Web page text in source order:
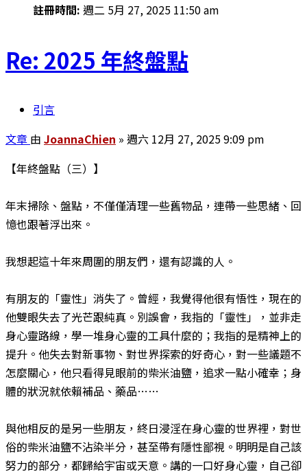
註冊時間: 週二 5月 27, 2025 11:50 am
Re: 2025 年終盤點
引言
文章 由 JoannaChien » 週六 12月 27, 2025 9:09 pm
【年終盤點（三）】
年末掃除、盤點，不僅僅清理一些舊物品，連帶一些思緒、回
憶也跟著浮出來。
我想起這十年來周圍的朋友們，還有認識的人。
有朋友的「靈性」消失了。曾經，我覺得他很有悟性，現在的
他雙眼失去了光芒跟純真。別誤會，我指的「靈性」，並非走
身心靈路線，學一堆身心靈的工具什麼的；我指的是精神上的
提升。他失去對新事物、對世界探索的好奇心，對一些議題不
怎麼關心，他只看得見眼前的柴米油鹽，追求一點小確幸；身
體的狀況就依賴補品、藥品……
與他相反的是另一些朋友，終日浸淫在身心靈的世界裡，對世
俗的柴米油鹽不沾染半分，甚至帶有隱性鄙視。明明是自己該
努力的部分，都歸給宇宙或天意。講的一口好身心靈，自己卻